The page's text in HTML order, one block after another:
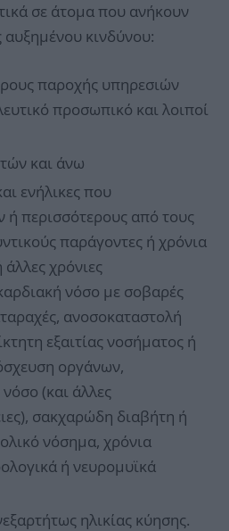
σε άτομα που ανήκουν
κινδύνου:
παροχής υπηρεσιών
προσωπικό και λοιποί
και άνω
ενήλικες που
ή περισσότερους από τους
παράγοντες ή χρόνια
χρόνιες
νόσο με σοβαρές
ανοσοκαταστολή
εξαιτίας νοσήματος ή
οργάνων,
(και άλλες
σακχαρώδη διαβήτη ή
νόσημα, χρόνια
ή νευρομυϊκά
ηλικίας κύησης.